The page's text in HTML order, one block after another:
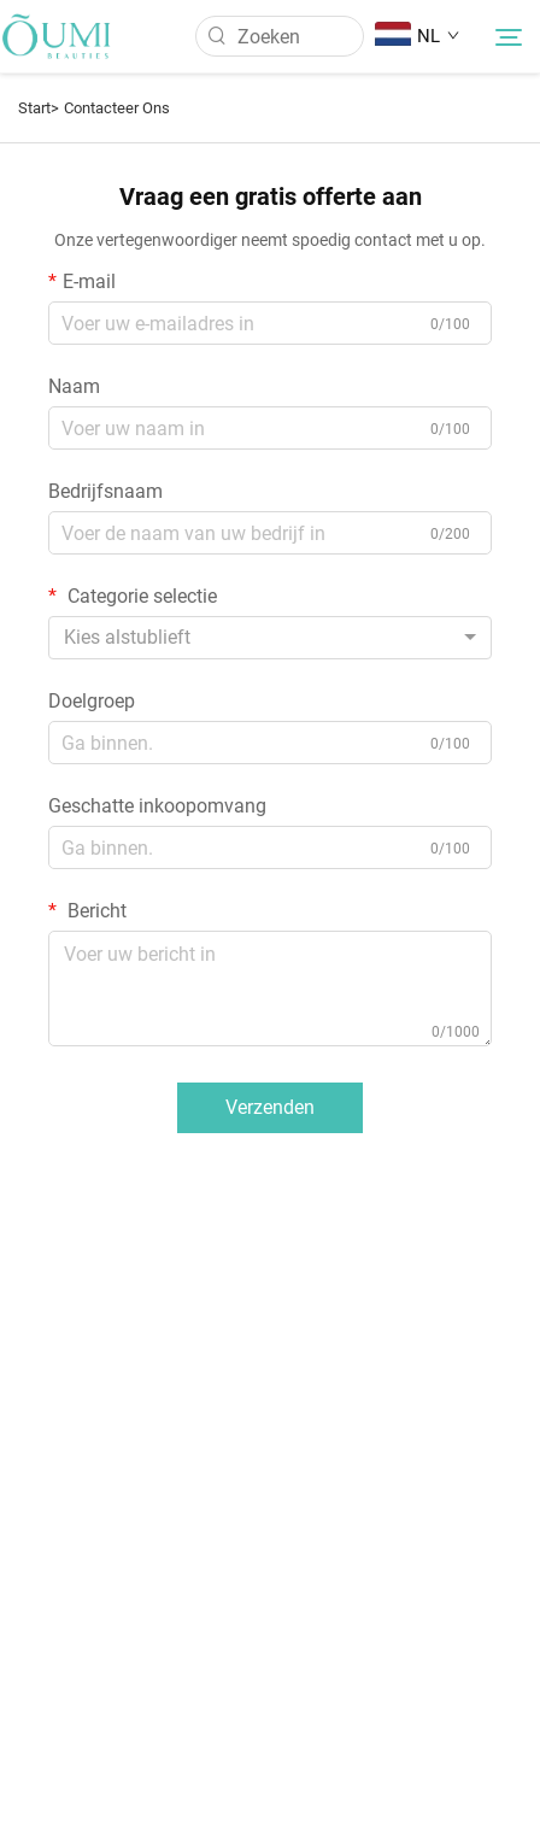
NL
Producten
Nieuws
Toepassing
FAQ
Contacteer Ons
Start> Contacteer Ons
Vraag een gratis offerte aan
Onze vertegenwoordiger neemt spoedig contact met u op.
E-mail
0/100
Naam
0/100
Bedrijfsnaam
0/200
Categorie selectie
Kies alstublieft
Doelgroep
0/100
Geschatte inkoopomvang
0/100
Bericht
0/1000
Verzenden